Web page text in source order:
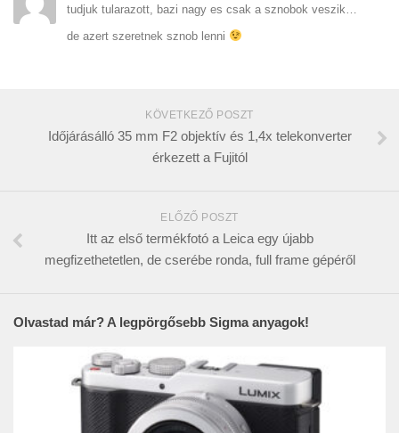
tudjuk tularazott, bazi nagy es csak a sznobok veszik…
de azert szeretnek sznob lenni
KÖVETKEZŐ POSZT
Időjárásálló 35 mm F2 objektív és 1,4x telekonverter
érkezett a Fujitól
ELŐZŐ POSZT
Itt az első termékfotó a Leica egy újabb
megfizethetetlen, de cserébe ronda, full frame gépéről
Olvastad már? A legpörgősebb Sigma anyagok!